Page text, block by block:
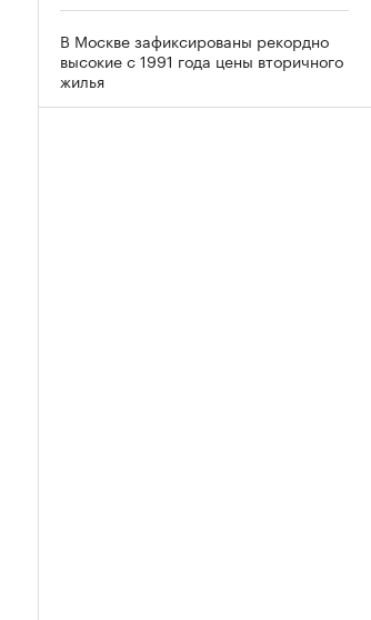
В Москве зафиксированы рекордно
высокие с 1991 года цены вторичного
жилья